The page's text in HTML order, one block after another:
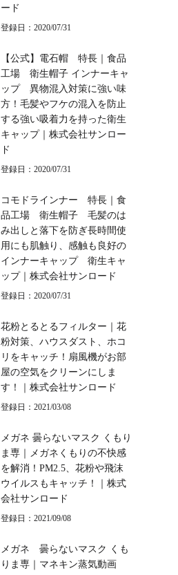
ード
登録日：2020/07/31
【公式】電石帽 特長｜食品
工場 衛生帽子 インナーキャ
ップ 異物混入対策に強い味
方！毛髪やフケの混入を防止
する強い吸着力を持った衛生
キャップ｜株式会社サンロー
ド
登録日：2020/07/31
コモドラインナー 特長｜食
品工場 衛生帽子 毛髪のは
み出しと落下を防ぎ長時間使
用にも肌触り、感触も良好の
インナーキャップ 衛生キャ
ップ｜株式会社サンロード
登録日：2020/07/31
花粉とるとるフィルター｜花
粉対策、ハウスダスト、ホコ
リをキャッチ！扇風機がお部
屋の空気をクリーンにしま
す！｜株式会社サンロード
登録日：2021/03/08
メガネ 曇らないマスク くもり
ま専｜メガネくもりの不快感
を解消！PM2.5、花粉や飛沫
ウイルスもキャッチ！｜株式
会社サンロード
登録日：2021/09/08
メガネ 曇らないマスク くも
りま専｜マネキン蒸気動画